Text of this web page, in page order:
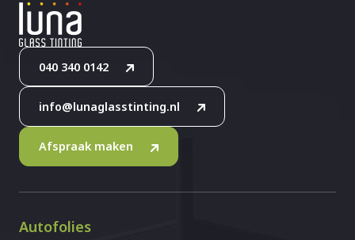
040 340 0142
info@lunaglasstinting.nl
Afspraak maken
Autofolies